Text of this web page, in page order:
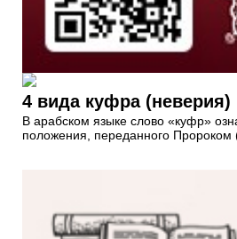
4 вида куфра (неверия)
В арабском языке слово «куфр»
положения, переданного Пророком